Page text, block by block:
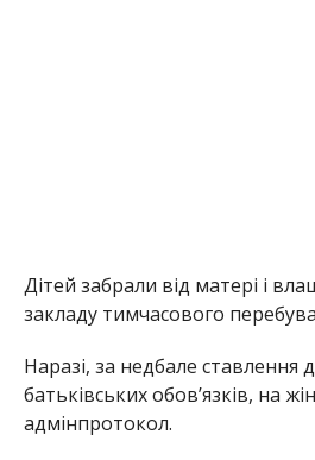
Дітей забрали від матері і
закладу тимчасового
Наразі, за недбале ставлення
батьківських обов’язків, на
адмінпротокол.